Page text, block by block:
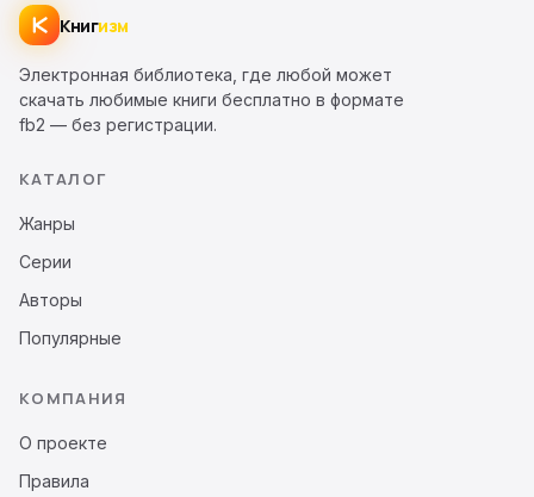
Книгизм
Электронная библиотека, где любой может
скачать любимые книги бесплатно в формате
fb2 — без регистрации.
КАТАЛОГ
Жанры
Серии
Авторы
Популярные
КОМПАНИЯ
О проекте
Правила